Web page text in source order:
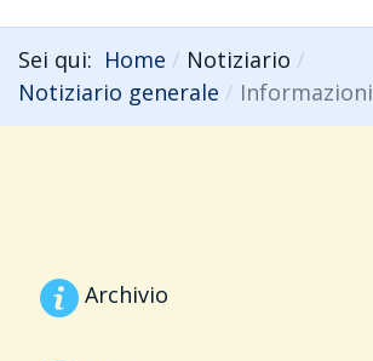
Sei qui: Home
Notiziario
Notiziario generale
Informazioni
Archivio